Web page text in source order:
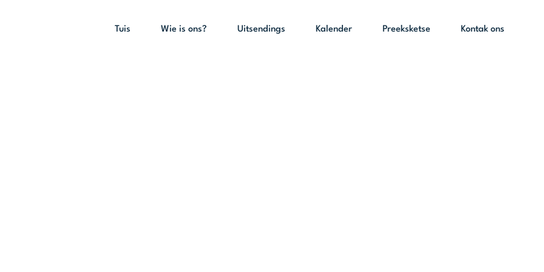
Tuis Wie is ons? Uitsendings Kalender Preeksketse Kontak ons